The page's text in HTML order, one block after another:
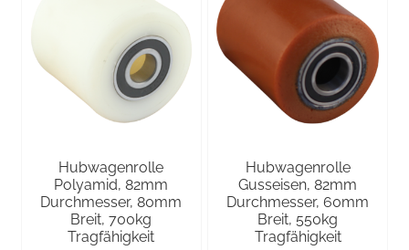
Hubwagenrolle
Polyamid, 82mm
Durchmesser, 80mm
Breit, 700kg
Tragfähigkeit
Hubwagenrolle
Gusseisen, 82mm
Durchmesser, 60mm
Breit, 550kg
Tragfähigkeit